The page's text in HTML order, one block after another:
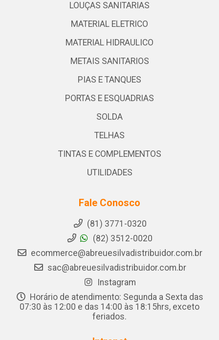
LOUÇAS SANITARIAS
MATERIAL ELETRICO
MATERIAL HIDRAULICO
METAIS SANITARIOS
PIAS E TANQUES
PORTAS E ESQUADRIAS
SOLDA
TELHAS
TINTAS E COMPLEMENTOS
UTILIDADES
Fale Conosco
(81) 3771-0320
(82) 3512-0020
ecommerce@abreuesilvadistribuidor.com.br
sac@abreuesilvadistribuidor.com.br
Instagram
Horário de atendimento: Segunda a Sexta das
07:30 às 12:00 e das 14:00 às 18:15hrs, exceto
feriados.